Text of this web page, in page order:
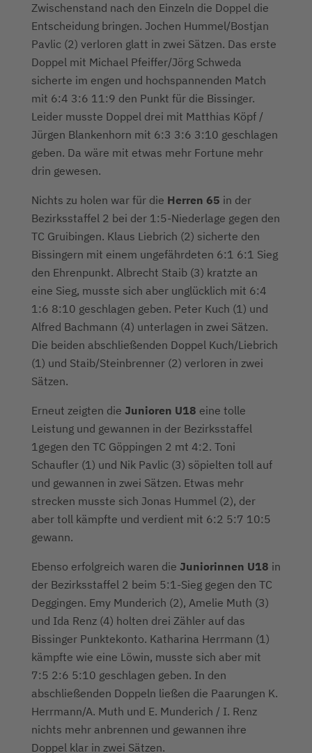
Zwischenstand nach den Einzeln die Doppel die
Entscheidung bringen. Jochen Hummel/Bostjan
Pavlic (2) verloren glatt in zwei Sätzen. Das erste
Doppel mit Michael Pfeiffer/Jörg Schweda
sicherte im engen und hochspannenden Match
mit 6:4 3:6 11:9 den Punkt für die Bissinger.
Leider musste Doppel drei mit Matthias Köpf /
Jürgen Blankenhorn mit 6:3 3:6 3:10 geschlagen
geben. Da wäre mit etwas mehr Fortune mehr
drin gewesen.
Nichts zu holen war für die Herren 65 in der
Bezirksstaffel 2 bei der 1:5-Niederlage gegen den
TC Gruibingen. Klaus Liebrich (2) sicherte den
Bissingern mit einem ungefährdeten 6:1 6:1 Sieg
den Ehrenpunkt. Albrecht Staib (3) kratzte an
eine Sieg, musste sich aber unglücklich mit 6:4
1:6 8:10 geschlagen geben. Peter Kuch (1) und
Alfred Bachmann (4) unterlagen in zwei Sätzen.
Die beiden abschließenden Doppel Kuch/Liebrich
(1) und Staib/Steinbrenner (2) verloren in zwei
Sätzen.
Erneut zeigten die Junioren U18 eine tolle
Leistung und gewannen in der Bezirksstaffel
1gegen den TC Göppingen 2 mt 4:2. Toni
Schaufler (1) und Nik Pavlic (3) söpielten toll auf
und gewannen in zwei Sätzen. Etwas mehr
strecken musste sich Jonas Hummel (2), der
aber toll kämpfte und verdient mit 6:2 5:7 10:5
gewann.
Ebenso erfolgreich waren die Juniorinnen U18 in
der Bezirksstaffel 2 beim 5:1-Sieg gegen den TC
Deggingen. Emy Munderich (2), Amelie Muth (3)
und Ida Renz (4) holten drei Zähler auf das
Bissinger Punktekonto. Katharina Herrmann (1)
kämpfte wie eine Löwin, musste sich aber mit
7:5 2:6 5:10 geschlagen geben. In den
abschließenden Doppeln ließen die Paarungen K.
Herrmann/A. Muth und E. Munderich / I. Renz
nichts mehr anbrennen und gewannen ihre
Doppel klar in zwei Sätzen.